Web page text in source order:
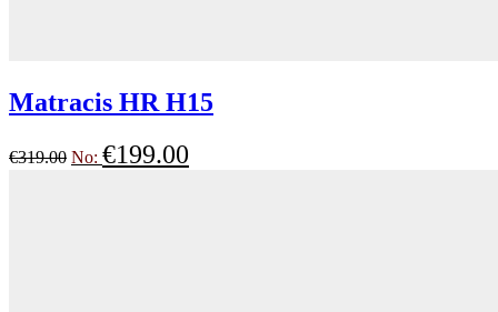
Matracis HR H15
€319.00 No: €199.00